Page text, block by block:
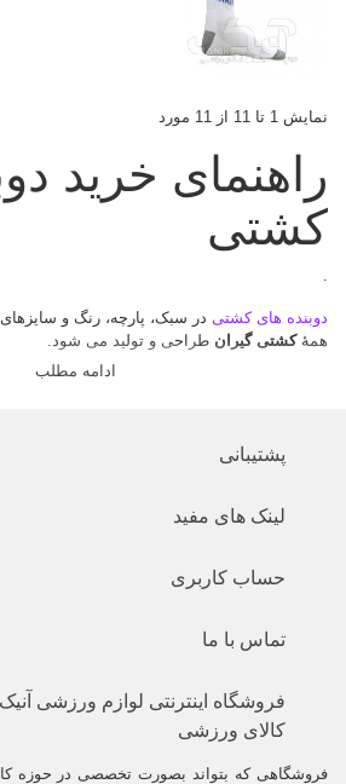
نمایش 1 تا 11 از 11 مورد
راهنمای خرید
کشتی
دوبنده های کشتی در سبک، پارچه، رنگ و
همۀکشتی گیران طراحی و تولید می شود.
به منظور داشتن دوام و راحتی اغلبدوبنده های
عموماً یک دوبندۀ کشتی
باید تناسب دقیقی با
مشخصی از بدن را بپوشاند.
ادامه مطلب
پشتیبانی
لینک های مفید
حساب کاربری
تماس با ما
فروشگاه اینترنتی لوازم ورزشی
کالای ورزشی
فروشگاهی که بتواند بصورت تخصصی در حوزه